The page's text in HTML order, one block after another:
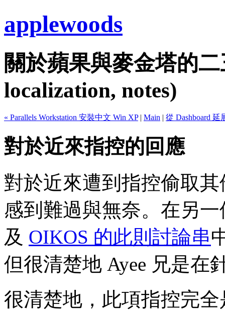
applewoods
關於蘋果與麥金塔的
localization, notes)
« Parallels Workstation 安裝中文 Win XP| Main | 從 Dashboard 延
對於近來指控的回應
對於近來遭到指控偷取
感到難過與無奈。在另
及 OIKOS 的此則討論串
但很清楚地 Ayee 兄是在
很清楚地，此項指控完全